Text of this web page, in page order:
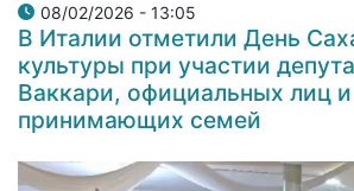
08/02/2026 - 13:05
В Италии отметили День
культуры при участии
Ваккари, официальных лиц и
принимающих семей